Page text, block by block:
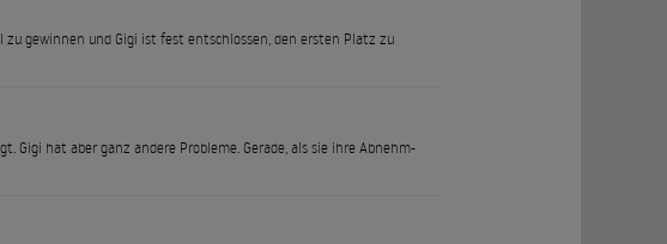
gewinnen und Gigi ist fest entschlossen, den ersten Platz zu
Gigi hat aber ganz andere Probleme. Gerade, als sie ihre Abnehm-